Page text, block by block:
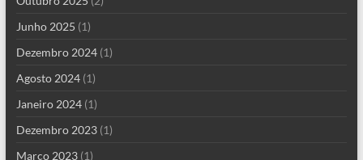
Junho 2025 (1)
Dezembro 2024(1)
Agosto 2024(1)
Janeiro 2024(1)
Dezembro 2023(1)
Março 2023(1)